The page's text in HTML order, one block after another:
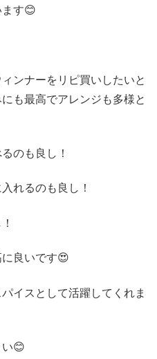
す😊
ンナーをリピ買いしたいと
も最高でアレンジも多様と
のも良し！
れるのも良し！
良いです😍
イスとして活躍してくれま
😊